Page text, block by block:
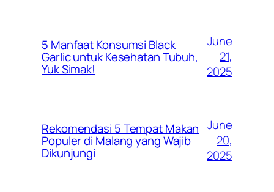
5 Manfaat Konsumsi Black
Garlic untuk Kesehatan Tubuh,
Yuk Simak!
June
21,
2025
Rekomendasi 5 Tempat Makan
Populer di Malang yang Wajib
Dikunjungi
June
20,
2025